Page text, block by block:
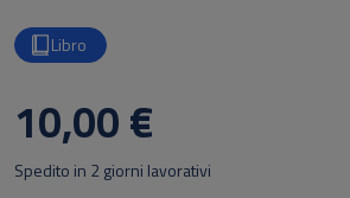
tendere anche alla riduzione delle
spaziali.
Libro
10,00 €
Spedito in 2 giorni lavorativi